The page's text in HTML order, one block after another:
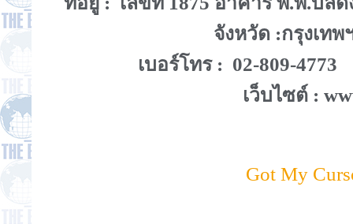
จังหวัด :กรุงเท
เบอร์โทร : 02-809-
เว็บไซต์ :
Got My